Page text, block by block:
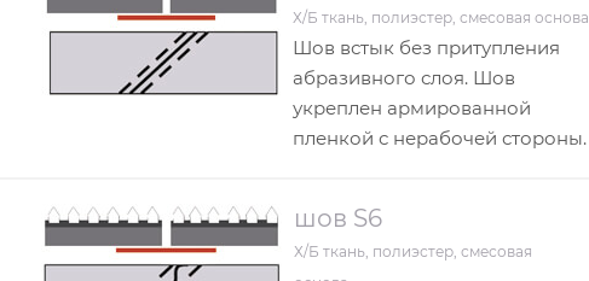
Х/Б ткань, полиэстер, смесовая основа
Шов встык без притупления
абразивного слоя. Шов
укреплен армированной
пленкой с нерабочей стороны.
шов S6
Х/Б ткань, полиэстер, смесовая